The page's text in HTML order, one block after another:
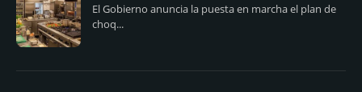
El Gobierno anuncia la puesta en marcha el plan de
choq...